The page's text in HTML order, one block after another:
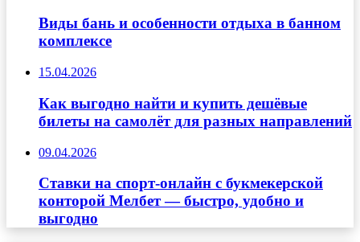
Виды бань и особенности отдыха в банном
комплексе
15.04.2026
Как выгодно найти и купить дешёвые
билеты на самолёт для разных направлений
09.04.2026
Ставки на спорт-онлайн с букмекерской
конторой Мелбет — быстро, удобно и
выгодно